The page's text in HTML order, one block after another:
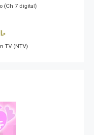
(Ch 7 digital)
TV (NTV)